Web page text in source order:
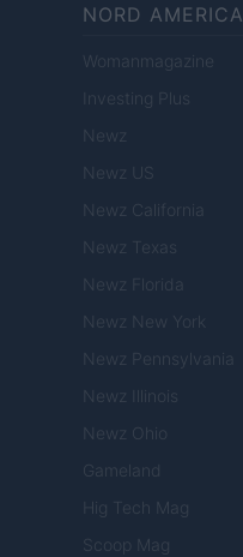
NORD AMERICA
Womanmagazine
Investing Plus
Newz
Newz US
Newz California
Newz Texas
Newz Florida
Newz New York
Newz Pennsylvania
Newz Illinois
Newz Ohio
Gameland
Hig Tech Mag
Scoop Mag